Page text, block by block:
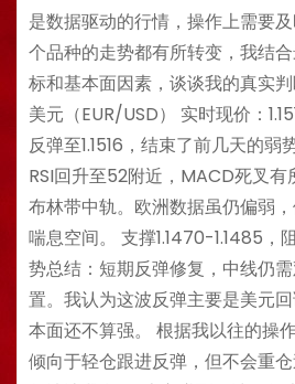
是数据驱动的行情，操作上需要
个品种的走势都有所转变，我结
标和基本面因素，谈谈我的真实
美元（EUR/USD） 实时现价：
反弹至1.1516，结束了前几天的弱
RSI回升至52附近，MACD死叉
布林带中轨。欧洲数据虽仍偏弱
喘息空间。 支撑1.1470-1.1485，
势总结：短期反弹修复，中线仍
置。我认为这波反弹主要是美元
本面还不算强。 根据我以往的操
倾向于轻仓跟进反弹，但不会重